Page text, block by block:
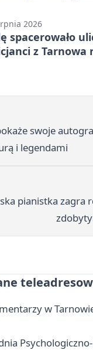
2026
spacerowało
z Tarnowa
swoje
i legendami
pianistka zagra
w